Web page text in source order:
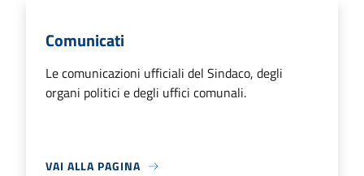
Comunicati
Le comunicazioni ufficiali del Sindaco, degli
organi politici e degli uffici comunali.
VAI ALLA PAGINA